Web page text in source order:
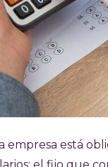
empresa está
el fijo que